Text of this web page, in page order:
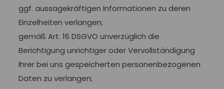
ggf. aussagekräftigen Informationen zu deren
Einzelheiten verlangen;
gemäß Art. 16 DSGVO unverzüglich die
Berichtigung unrichtiger oder Vervollständigung
Ihrer bei uns gespeicherten personenbezogenen
Daten zu verlangen;